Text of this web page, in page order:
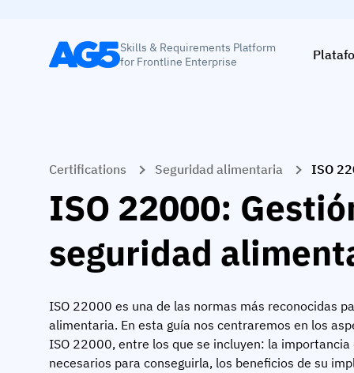
Skills & Requirements Platform
for Frontline Enterprise
Certifications Seguridad alimentaria ISO
ISO 22000:
seguridad
ISO 22000 es una de las normas más reconocidas
alimentaria. En esta guía nos centraremos en los
ISO 22000, entre los que se incluyen: la
necesarios para conseguirla, los beneficios de su